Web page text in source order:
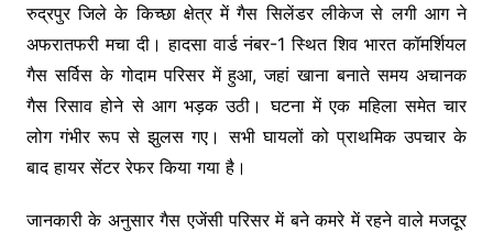
रुद्रपुर जिले के किच्छा क्षेत्र में गैस सिलेंडर लीकेज से लगी आग ने
अफरातफरी मचा दी। हादसा वार्ड नंबर-1 स्थित शिव भारत कॉमर्शियल
गैस सर्विस के गोदाम परिसर में हुआ, जहां खाना बनाते समय अचानक
गैस रिसाव होने से आग भड़क उठी। घटना में एक महिला समेत चार
लोग गंभीर रूप से झुलस गए। सभी घायलों को प्राथमिक उपचार के
बाद हायर सेंटर रेफर किया गया है।
जानकारी के अनुसार गैस एजेंसी परिसर में बने कमरे में रहने वाले मजदूर